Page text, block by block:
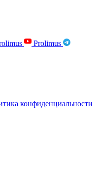
Prolimus
конфиденциальности